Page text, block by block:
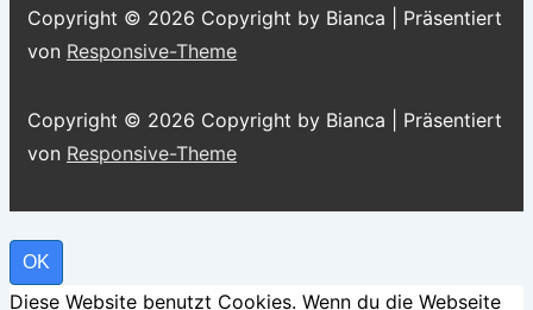
Copyright © 2026 Copyright by Bianca
| Präsentiert
von Responsive-Theme
Copyright © 2026 Copyright by Bianca
| Präsentiert
von Responsive-Theme
OK
Diese Website benutzt Cookies. Wenn du die Webseite